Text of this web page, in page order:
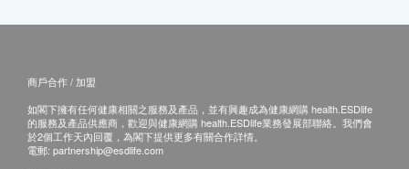
商戶合作 / 加盟
如閣下擁有任何健康相關之服務及產品，並有興趣成為健康網購 health.ESDlife
的服務及產品供應商，歡迎與健康網購 health.ESDlife業務發展部聯絡。我們會
於2個工作天內回覆，為閣下提供更多有關合作詳情。
電郵: partnership@esdlife.com